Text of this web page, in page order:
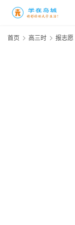
首页 高三时 报志愿